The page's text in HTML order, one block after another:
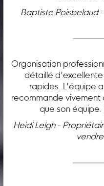
Baptiste Poisbelaud
Organisation
détaillé
rapides. L’équipe
recommande vivement
que son
Heidi Leigh -